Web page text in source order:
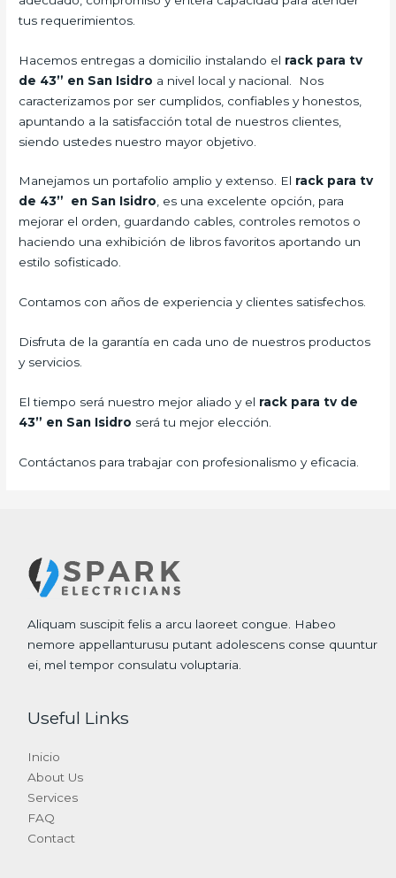
tus requerimientos.
Hacemos entregas a domicilio instalando el rack para tv
de 43” en San Isidro a nivel local y nacional. Nos
caracterizamos por ser cumplidos, confiables y honestos,
apuntando a la satisfacción total de nuestros clientes,
siendo ustedes nuestro mayor objetivo.
Manejamos un portafolio amplio y extenso. El rack para tv
de 43” en San Isidro, es una excelente opción, para
mejorar el orden, guardando cables, controles remotos o
haciendo una exhibición de libros favoritos aportando un
estilo sofisticado.
Contamos con años de experiencia y clientes satisfechos.
Disfruta de la garantía en cada uno de nuestros productos
y servicios.
El tiempo será nuestro mejor aliado y el rack para tv de
43” en San Isidro será tu mejor elección.
Contáctanos para trabajar con profesionalismo y eficacia.
Aliquam suscipit felis a arcu laoreet congue. Habeo
nemore appellanturusu putant adolescens conse quuntur
ei, mel tempor consulatu voluptaria.
Useful Links
Inicio
About Us
Services
FAQ
Contact